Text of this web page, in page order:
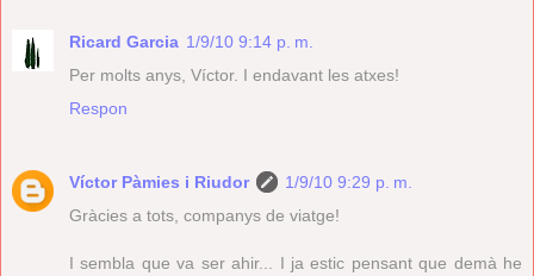
Ricard Garcia 1/9/10 9:14 p. m.
Per molts anys, Víctor. I endavant les atxes!
Respon
Víctor Pàmies i Riudor
1/9/10 9:29 p. m.
Gràcies a tots, companys de viatge!
I sembla que va ser ahir... I ja estic pensant que demà he